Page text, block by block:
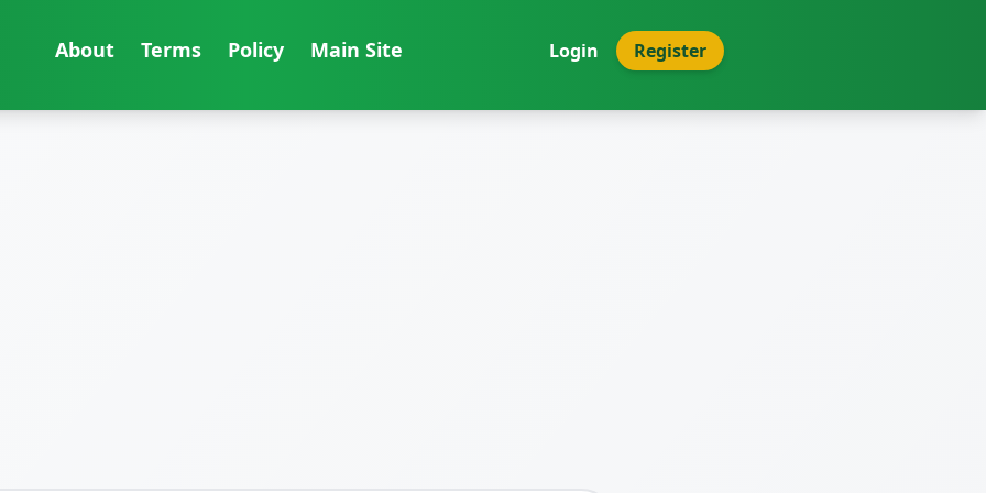
About Terms Policy Main Site Login Register